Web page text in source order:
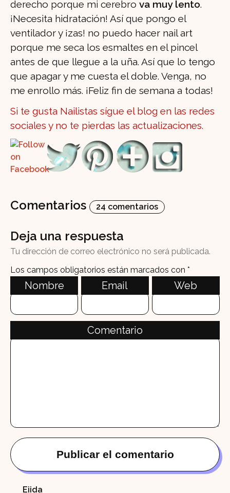
derecho porque mi cerebro va muy lento.
¡Necesita hidratación! Así que pongo el
ventilador y ¡zas! no puedo hacer nail art
porque me seca los esmaltes en el pincel
antes de que llegue a la uña. Así que lo tengo
que apagar y me cuesta el doble. Venga, no
me enrollo más. ¡Feliz fin de semana a todas!
Si te gusta Nailistas sígue el blog en las redes
sociales y no te pierdas las actualizaciones.
Comentarios 24 comentarios
Deja una respuesta
Tu dirección de correo electrónico no será publicada.
Los campos obligatorios están marcados con *
Nombre Email Web
Comentario
Eiida